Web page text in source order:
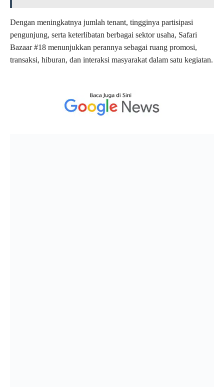
Dengan meningkatnya jumlah tenant, tingginya partisipasi
pengunjung, serta keterlibatan berbagai sektor usaha, Safari
Bazaar #18 menunjukkan perannya sebagai ruang promosi,
transaksi, hiburan, dan interaksi masyarakat dalam satu kegiatan.